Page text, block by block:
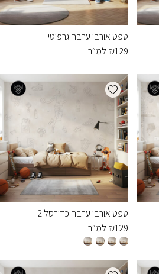
טפט אורבן ערבה גרפיטי
₪129 למ״ר
Add wishlist
טפט אורבן ערבה כדורסל 2
₪129 למ״ר
Add wishlist